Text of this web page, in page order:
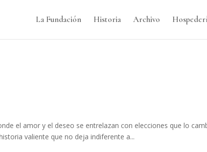
La Fundación Historia Archivo
el amor y el deseo se entrelazan con elecciones que lo
valiente que no deja indiferente a...